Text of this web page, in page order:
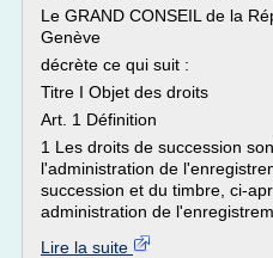
Le GRAND CONSEIL de la
Genève
décrète ce qui suit :
Titre I Objet des droits
Art. 1 Définition
1 Les droits de succession
l'administration de
succession et du timbre, ci-
administration de
Lire la suite